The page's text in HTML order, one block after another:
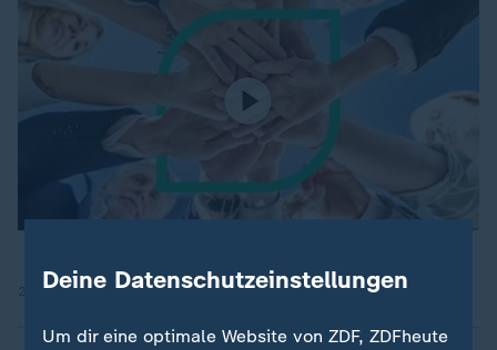
20.03.2025 | 29:45 min
Deine Datenschutzeinstellungen
Um dir eine optimale Website von ZDF, ZDFheute